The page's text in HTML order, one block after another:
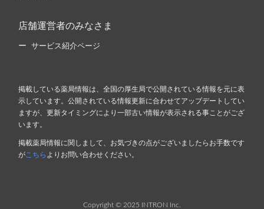
店舗運営者のみなさま
サービス紹介ページ
掲載している薬局情報は、全国の厚生局で公開されている情報を元に表
示しています。公開されている情報更新に合わせてアップデートしてい
ますが、更新タイミングにより一部古い情報が表示される事ことがござ
います。
掲載薬局情報に関しまして、お気づきの点がございましたらお手数です
が こちら よりお問い合わせください。
Copyright © 2025 INTRON Inc.